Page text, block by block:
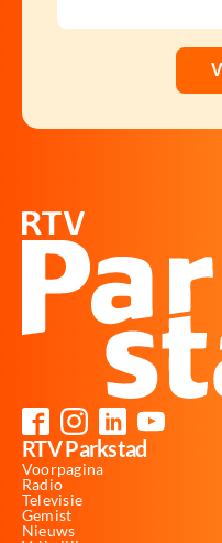
RTV Parkstad
Voorpagina
Radio
Televisie
Gemist
Nieuws